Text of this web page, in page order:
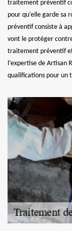
traitement préventif
pour qu’elle garde sa
préventif consiste à
vont le protéger
traitement préventif
l’expertise de Artisan
qualifications pour un